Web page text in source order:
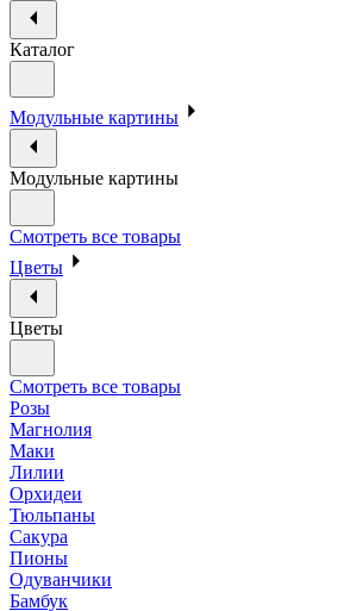
Каталог
Модульные картины
Модульные картины
Смотреть все товары
Цветы
Цветы
Смотреть все товары
Розы
Магнолия
Маки
Лилии
Орхидеи
Тюльпаны
Сакура
Пионы
Одуванчики
Бамбук